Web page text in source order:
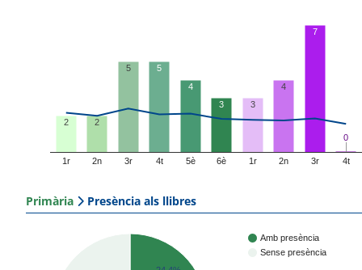
1r 2n 3r 4t 5è 6è 1r 2n 3r 4t
2 2
5
5
4
3
3
4
7
0
0
Primària Presència als llibres
Amb presència
Sense presència